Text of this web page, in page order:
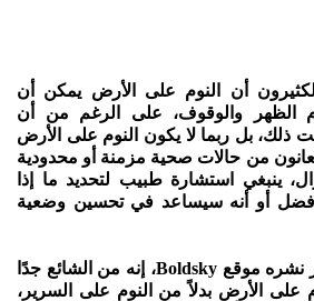
الكثيرون أن النوم على الأرض يمكن أن
الظهر والوقوف، على الرغم من أن
ذلك، بل ربما لا يكون النوم على الأرض
يعانون من حالات صحية مزمنة أو محدودية
ينبغي استشارة طبيب لتحديد ما إذا
أفضل أو أنه سيساعد في تحسين وضعية
بحسب ما ورد في تقرير نشره موقع Boldsky، إنه من الشائع جدًا
على الأرض بدلاً من النوم على السرير،